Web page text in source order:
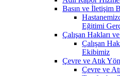
Basın ve İletişim
Eğitimi
Çalışan Hakları
Çalışan
Ekibimiz
Çevre ve Atık
Çevre ve